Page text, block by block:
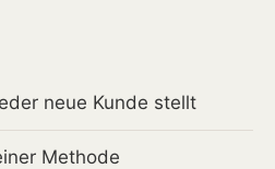
neue Kunde stellt
Methode